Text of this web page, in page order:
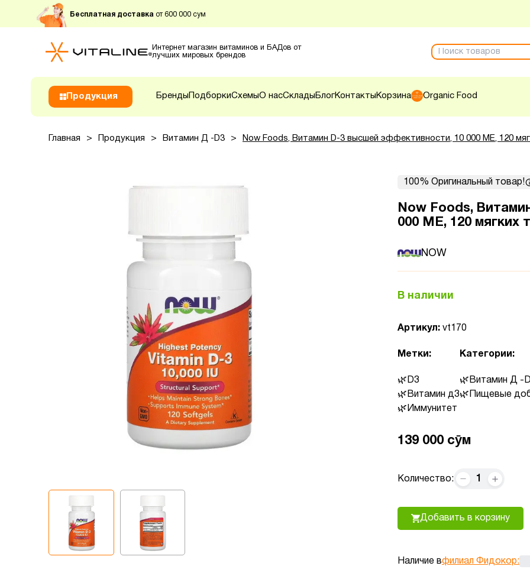
Бесплатная доставка от 600 000 сум
Интернет магазин витаминов и БАДов от
лучших мировых брендов
Продукция Бренды ПодборкиСхемыО насСклады БлогКонтакты Корзина Organic Food
Главная > Продукция > Витамин Д -D3 > Now Foods, Витамин D-3 высшей эффективности, 10 000 МЕ, 120
100% Оригинальный товар!
Now Foods,
000 МЕ, 120 мягких
NOW
В наличии
Артикул: vt170
Метки:
D3
Витамин д3
Иммунитет
Категории:
Витамин Д -
Пищевые
139 000 сӯм
Количество: 1
Добавить в корзину
Наличие вфилиал Фидокор: